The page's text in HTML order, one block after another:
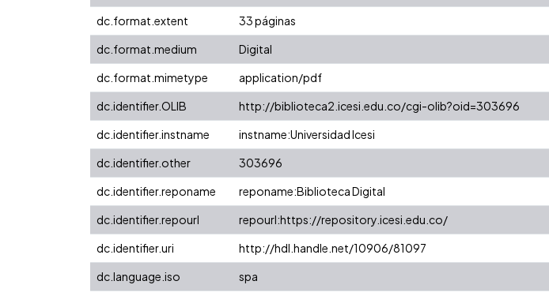
dc.format.extent 33 páginas
dc.format.medium
Digital
dc.format.mimetype
application/pdf
dc.identifier.OLIB
http://biblioteca2.icesi.edu.co/cgi-olib?oid=303696
dc.identifier.instname
instname:Universidad Icesi
dc.identifier.other
303696
dc.identifier.reponame
reponame:Biblioteca Digital
dc.identifier.repourl
repourl:https://repository.icesi.edu.co/
dc.identifier.uri
http://hdl.handle.net/10906/81097
dc.language.iso
spa